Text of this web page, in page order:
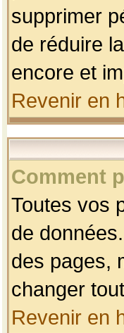
supprimer
de réduire
encore et
Revenir en
Comment
Toutes vos
de
des pages,
changer
Revenir en